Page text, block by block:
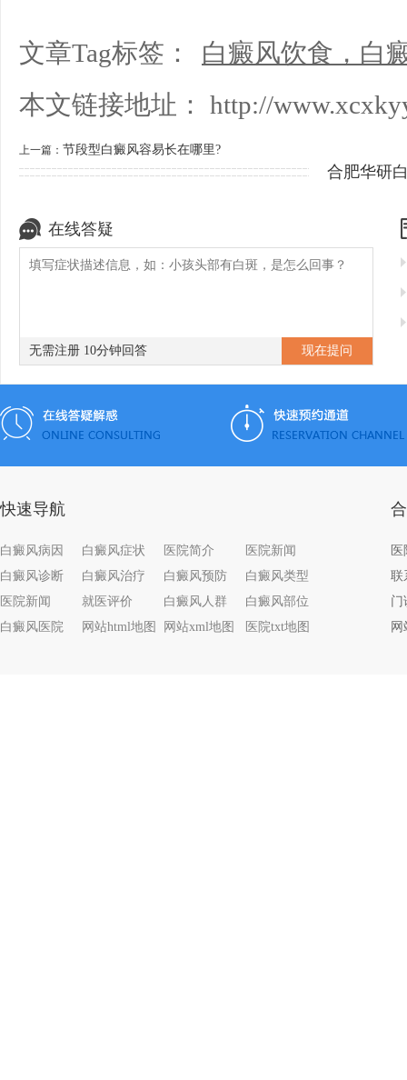
文章Tag标签：
白癜风饮食，白
本文链接地址：
http://
上一篇： 节段型白癜风容易长在哪里?
合肥华研
在线答疑
无需注册 10分钟回答
快速导航
白癜风病因 白癜风症状 医院简介
医院新闻
白癜风诊断
白癜风治疗 白癜风预防
白癜风类型
医院新闻
就医评价 白癜风人群
白癜风部位
白癜风医院
网站html地图 网站xml地图 医院txt地图
联
门